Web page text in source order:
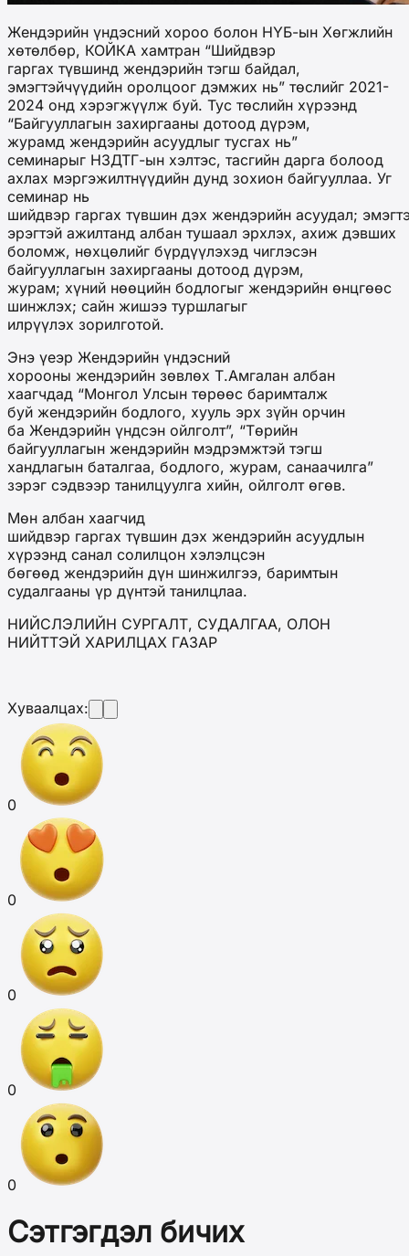
Жендэрийн үндэсний хороо болон НҮБ-ын Хөгжлийн
хөтөлбөр, КОЙКА хамтран “Шийдвэр
гаргах түвшинд жендэрийн тэгш байдал,
эмэгтэйчүүдийн оролцоог дэмжих нь” төслийг 2021-
2024 онд хэрэгжүүлж буй. Тус төслийн хүрээнд
“Байгууллагын захиргааны дотоод дүрэм,
журамд жендэрийн асуудлыг тусгах нь”
семинарыг НЗДТГ-ын хэлтэс, тасгийн дарга болоод
ахлах мэргэжилтнүүдийн дунд зохион байгууллаа. Уг
семинар нь
шийдвэр гаргах түвшин дэх жендэрийн асуудал;
эрэгтэй ажилтанд албан тушаал эрхлэх, ахиж дэвших
боломж, нөхцөлийг бүрдүүлэхэд чиглэсэн
байгууллагын захиргааны дотоод дүрэм,
журам; хүний нөөцийн бодлогыг жендэрийн өнцгөөс
шинжлэх; сайн жишээ туршлагыг
илрүүлэх зорилготой.
Энэ үеэр Жендэрийн үндэсний
хорооны жендэрийн зөвлөх Т.Амгалан албан
хаагчдад “Монгол Улсын төрөөс баримталж
буй жендэрийн бодлого, хууль эрх зүйн орчин
ба Жендэрийн үндсэн ойлголт”, “Төрийн
байгууллагын жендэрийн мэдрэмжтэй тэгш
хандлагын баталгаа, бодлого, журам, санаачилга”
зэрэг сэдвээр танилцуулга хийн, ойлголт өгөв.
Мөн албан хаагчид
шийдвэр гаргах түвшин дэх жендэрийн асуудлын
хүрээнд санал солилцон хэлэлцсэн
бөгөөд жендэрийн дүн шинжилгээ, баримтын
судалгааны үр дүнтэй танилцлаа.
НИЙСЛЭЛИЙН СУРГАЛТ, СУДАЛГАА, ОЛОН
НИЙТТЭЙ ХАРИЛЦАХ ГАЗАР
Хуваалцах:
0
0
0
0
0
Сэтгэгдэл бичих